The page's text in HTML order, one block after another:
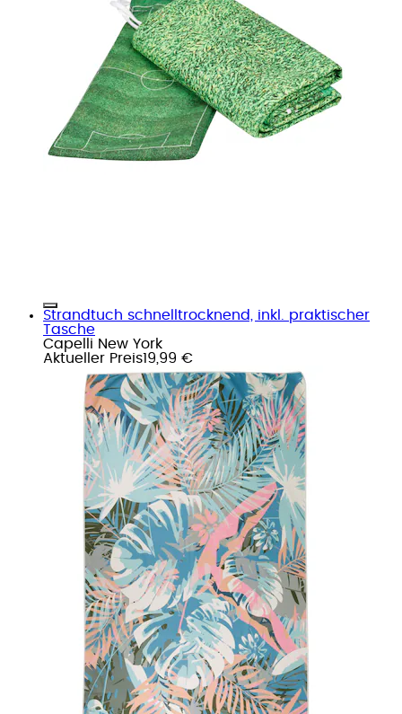
Strandtuch schnelltrocknend, inkl. praktischer
Tasche
Capelli New York
Aktueller Preis19,99 €